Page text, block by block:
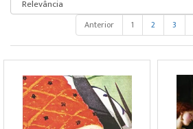
Anterior 1 2 3